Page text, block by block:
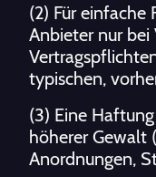
(2) Für einfache
Anbieter nur
typischen,
(3) Eine
höherer Gewalt
Anordnungen,